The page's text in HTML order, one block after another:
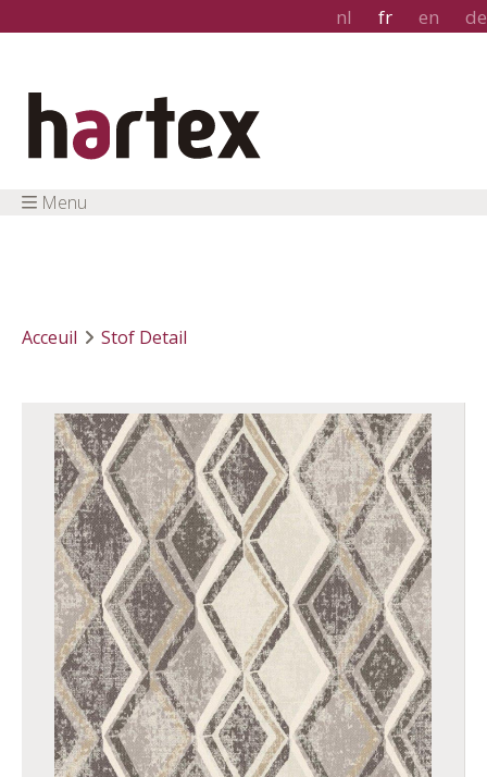
nl fr en de
Menu
Acceuil Stof Detail